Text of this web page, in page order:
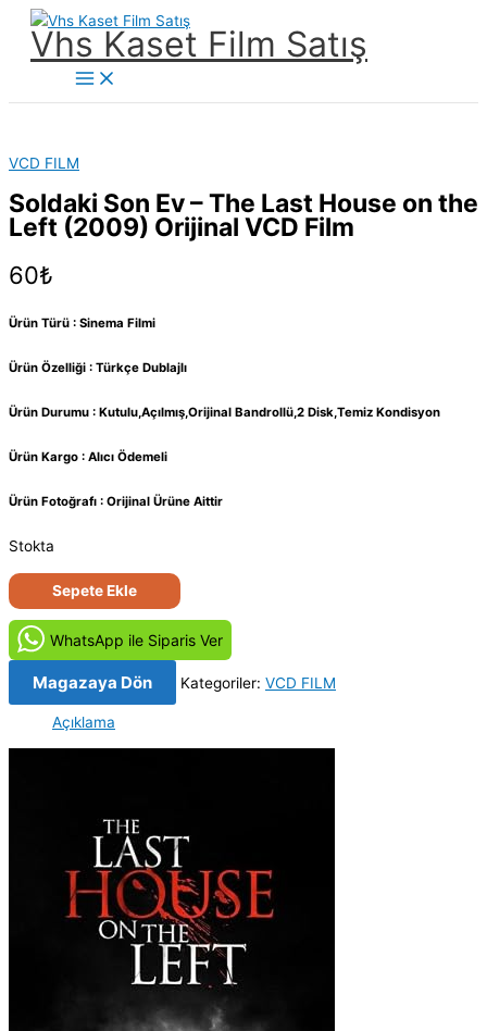
İçeriğe
Vhs Kaset Film Satış
Main
Menu
VCD FILM
Soldaki Son Ev – The Last House on the
Left (2009) Orijinal VCD Film
60₺
Ürün Türü : Sinema Filmi
Ürün Özelliği : Türkçe Dublajlı
Ürün Durumu : Kutulu,Açılmış,Orijinal Bandrollü,2 Disk,Temiz Kondisyon
Ürün Kargo : Alıcı Ödemeli
Ürün Fotoğrafı : Orijinal Ürüne Aittir
Stokta
Soldaki
Son
Ev
-
The
Last
on
Sepete Ekle
WhatsApp ile Siparis Ver
Magazaya Dön Kategoriler: VCD FILM
Açıklama